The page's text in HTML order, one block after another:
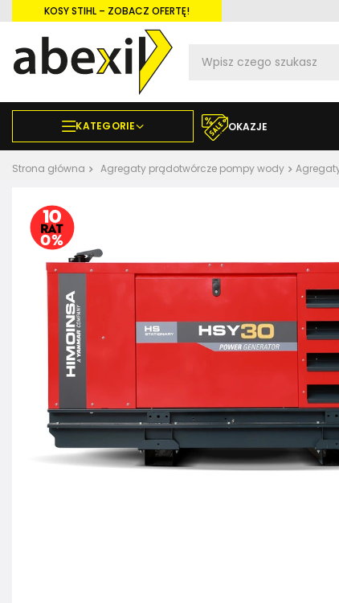
KOSY STIHL – ZOBACZ OFERTĘ!
KATEGORIE OKAZJE
Strona główna Agregaty prądotwórcze pompy wody